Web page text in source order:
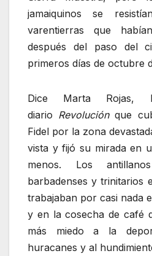
jamaiquinos se
varentierras que
después del paso del
primeros días de octubre
Dice Marta Rojas,
diario Revoluciónque
Fidel por la zona
vista y fijó su mirada en
menos. Los
barbadenses y trinitarios
trabajaban por casi nada
y en la cosecha de café
más miedo a la
huracanes y al